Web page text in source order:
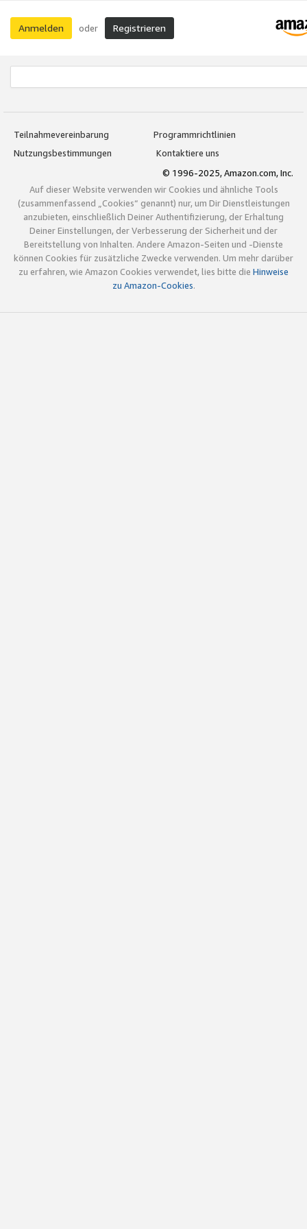
Anmelden oder Registrieren
Teilnahmevereinbarung
Programmrichtlinien
Nutzungsbestimmungen
Kontaktiere uns
© 1996-2025, Amazon.com, Inc.
Auf dieser Website verwenden wir Cookies und ähnliche Tools
(zusammenfassend „Cookies“ genannt) nur, um Dir Dienstleistungen
anzubieten, einschließlich Deiner Authentifizierung, der Erhaltung
Deiner Einstellungen, der Verbesserung der Sicherheit und der
Bereitstellung von Inhalten. Andere Amazon-Seiten und -Dienste
können Cookies für zusätzliche Zwecke verwenden. Um mehr darüber
zu erfahren, wie Amazon Cookies verwendet, lies bitte die Hinweise
zu Amazon-Cookies.